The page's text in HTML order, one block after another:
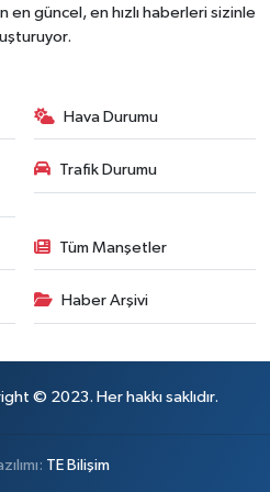
güncel, en hızlı haberleri sizinle
Hava Durumu
Trafik Durumu
Tüm Manşetler
Haber Arşivi
© 2023. Her hakkı saklıdır.
TE Bilişim